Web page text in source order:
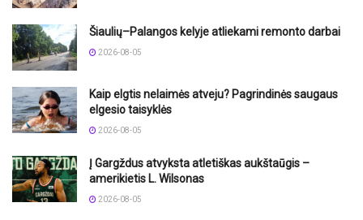
Šiaulių–Palangos kelyje atliekami remonto darbai
2026-08-05
Kaip elgtis nelaimės atveju? Pagrindinės saugaus
elgesio taisyklės
2026-08-05
Į Gargždus atvyksta atletiškas aukštaūgis –
amerikietis L. Wilsonas
2026-08-05